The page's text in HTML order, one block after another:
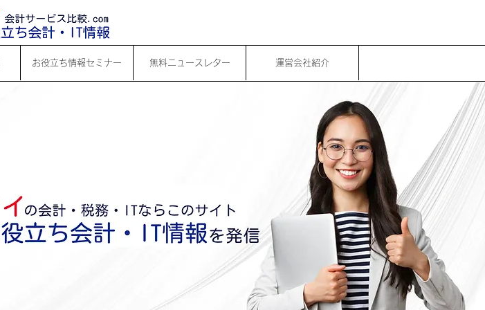
お役立ち情報セミナー 無料ニュースレター 運営会社紹介